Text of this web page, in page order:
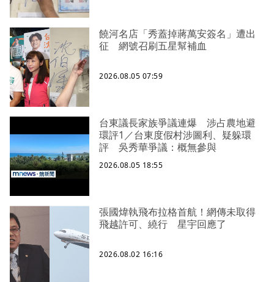
饒河名店「秀蓋掉蔣萬安簽名」遭出
征 網號召刷五星幫補血
2026.08.05 07:59
台東議長家族爭議連爆 涉占農地避
環評1／台東度假村涉圖利、疑躲環
評 吳秀華爭議：概無參與
2026.08.05 18:55
張國煒執飛布拉格首航！網傳未取得
飛越許可、繞行 星宇回應了
2026.08.02 16:16